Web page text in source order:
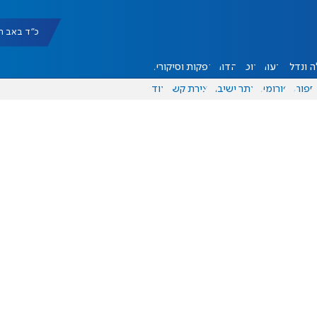
כ"ד באב תשפ"ו
ונדל"ן דעות אוכל יהדות הפקות וסיקורים
ספורט פורומים אתר ישיבה יצירת קשר עוד